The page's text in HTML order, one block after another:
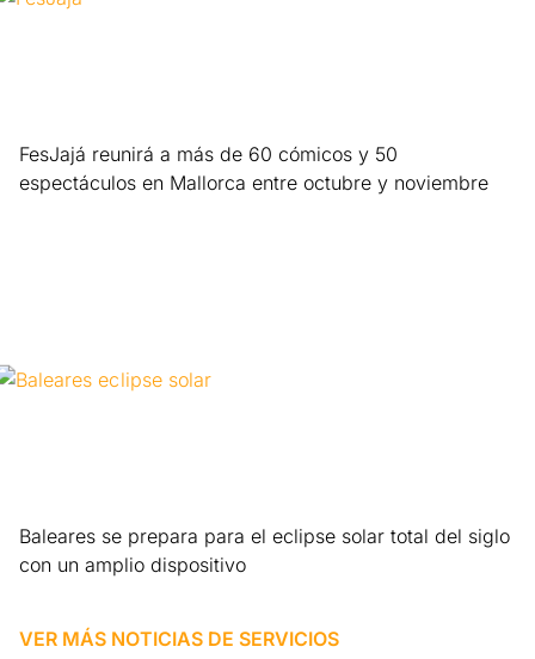
FesJajá reunirá a más de 60 cómicos y 50
espectáculos en Mallorca entre octubre y noviembre
Baleares se prepara para el eclipse solar total del siglo
con un amplio dispositivo
VER MÁS NOTICIAS DE SERVICIOS